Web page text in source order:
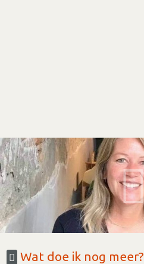
Wat doe ik nog meer?